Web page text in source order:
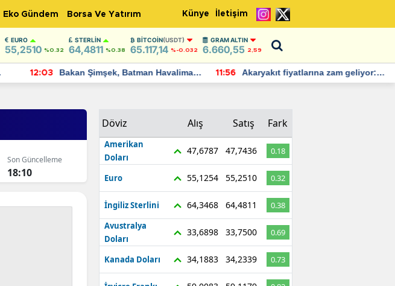
Eko Gündem Borsa Ve Yatırım Künye İletişim
EURO
55,2510 %0.32
STERLIN
64,4811 %0.38
BITCOIN(USDT)
65.117,14 %-0.032
GRAM ALTIN
6.660,55 2,59
12:03
Bakan Şimşek, Batman Havalimanı
için umut verici açıklamalarda
11:56
Akaryakıt fiyatlarına zam geliyor:
Yeni tarih açıklandı
Son Güncelleme
18:10
Döviz Alış Satış Fark
Amerikan
Doları
47,6787 47,7436 0.18
Euro 55,1254 55,2510 0.32
İngiliz Sterlini 64,3468 64,4811
0.38
Avustralya
Doları
33,6898 33,7500 0.69
Kanada Doları 34,1883 34,2339 0.73